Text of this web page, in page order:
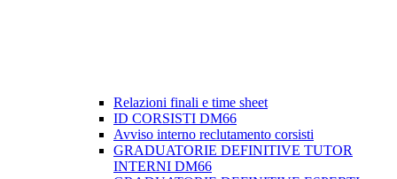
Relazioni finali e time sheet
ID CORSISTI DM66
Avviso interno reclutamento corsisti
GRADUATORIE DEFINITIVE TUTOR
INTERNI DM66